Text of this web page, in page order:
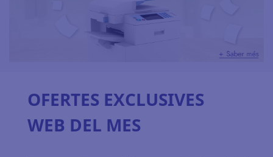
OFERTES EXCLUSIVES
WEB DEL MES